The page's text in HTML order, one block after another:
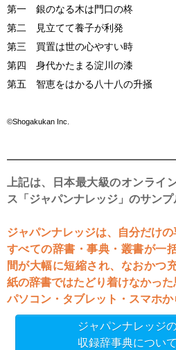
第一 銀のなる木は門口の柊
第二 見立てて養子が利発
第三 買置は世の心やすい時
第四 身代かたまる淀川の漆
第五 智恵をはかる八十八の升掻
©Shogakukan Inc.
上記は、日本最大級のオンライ
ス「ジャパンナレッジ」のサンプ
ジャパンナレッジは、自分だけの
すべての辞書・事典・叢書が一
間が大幅に短縮され、なおかつ
紙の辞書ではたどり着けなかった
パソコン・タブレット・スマホか
ジャパンナレッジ
収録辞事典につい